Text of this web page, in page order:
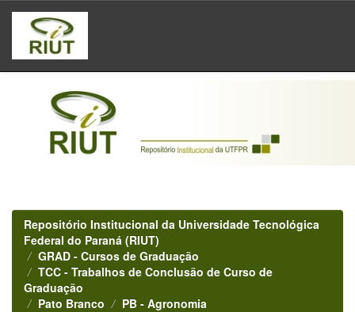
Skip
navigation
Repositório Institucional da Universidade Tecnológica
Federal do Paraná (RIUT)
GRAD - Cursos de Graduação
TCC - Trabalhos de Conclusão de Curso de
Graduação
Pato Branco
PB - Agronomia